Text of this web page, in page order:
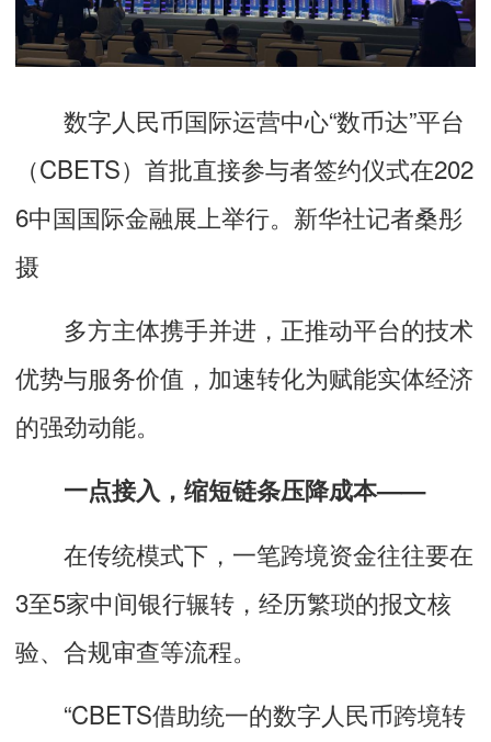
数字人民币国际运营中心“数币达”平台
（CBETS）首批直接参与者签约仪式在202
6中国国际金融展上举行。新华社记者桑彤
摄
多方主体携手并进，正推动平台的技术
优势与服务价值，加速转化为赋能实体经济
的强劲动能。
一点接入，缩短链条压降成本——
在传统模式下，一笔跨境资金往往要在
3至5家中间银行辗转，经历繁琐的报文核
验、合规审查等流程。
“CBETS借助统一的数字人民币跨境转